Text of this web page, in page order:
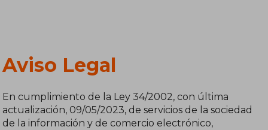
Aviso Legal
En cumplimiento de la Ley 34/2002, con última
actualización, 09/05/2023, de servicios de la sociedad
de la información y de comercio electrónico,